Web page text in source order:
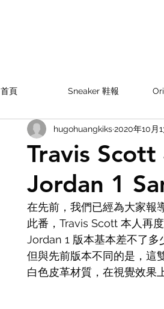
首頁 Sneaker 鞋報
Travis
Jordan 1
hugohuangkiks2020年10月
在先前，我們已經為大家報
此番，Travis Scott 本人再
Jordan 1 版本基本差不了多
但與先前版本不同的是，這
白色皮革材質，在視覺效果